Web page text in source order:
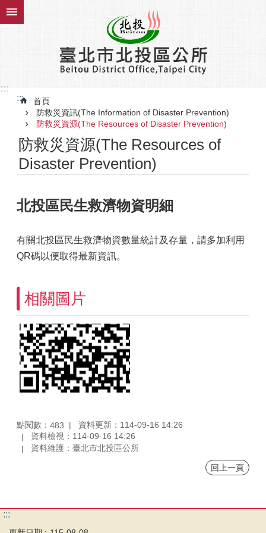
跳到主要內容區塊
:::
:::
首頁
防救災資訊(The Information of Disaster Prevention)
防救災資源(The Resources of Disaster Prevention)
防救災資源(The Resources of
Disaster Prevention)
北投區民生救濟物資明細
有關北投區民生救濟物資數量統計及存量，請多加利用
QR碼以便取得最新資訊。
相關圖片
點閱數： 483
資料更新：114-09-16 14:26
資料檢視：114-09-16 14:26
資料維護：臺北市北投區公所
回上一頁
:::